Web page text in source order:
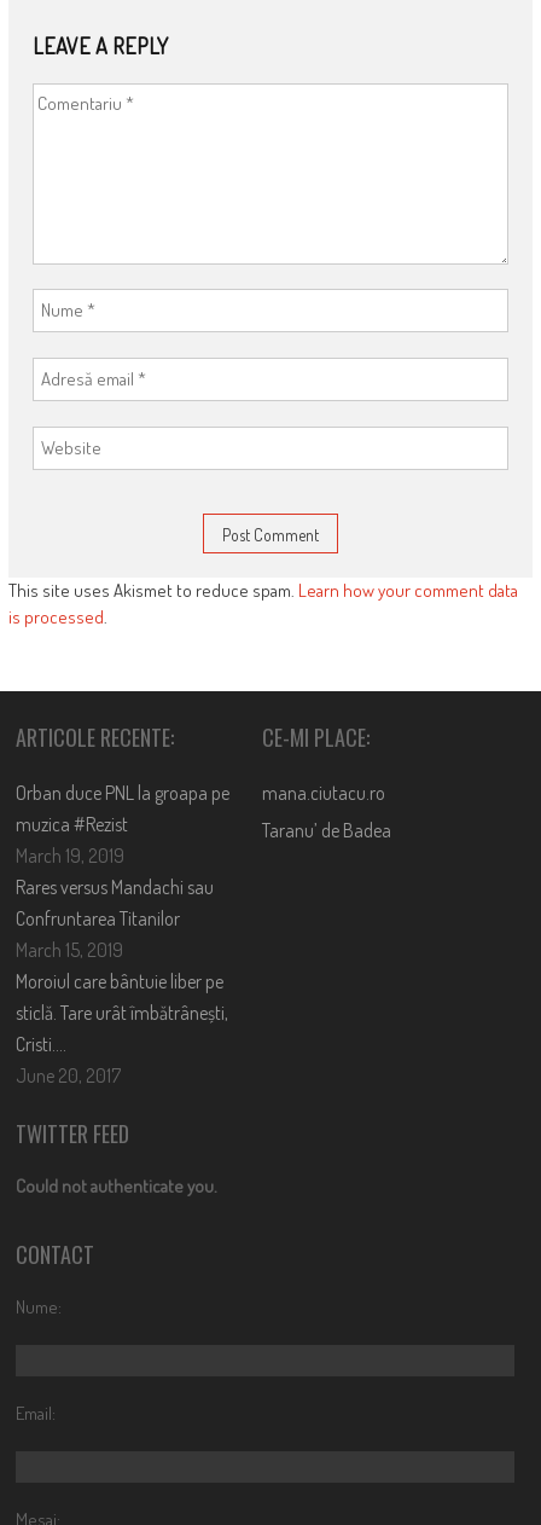
LEAVE A REPLY
This site uses Akismet to reduce spam. Learn how your comment data
is processed.
ARTICOLE RECENTE:
Orban duce PNL la groapa pe
muzica #Rezist
March 19, 2019
Rares versus Mandachi sau
Confruntarea Titanilor
March 15, 2019
Moroiul care bântuie liber pe
sticlă. Tare urât îmbătrânești,
Cristi….
June 20, 2017
CE-MI PLACE:
mana.ciutacu.ro
Taranu’ de Badea
TWITTER FEED
Could not authenticate you.
CONTACT
Nume:
Email:
Mesaj: